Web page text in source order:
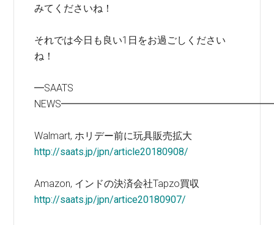
みてくださいね！
それでは今日も良い1日をお過ごしください
ね！
━SAATS
Walmart, ホリデー前に玩具販売拡大
http://saats.jp/jpn/article20180908/
Amazon, インドの決済会社Tapzo買収
http://saats.jp/jpn/artice20180907/